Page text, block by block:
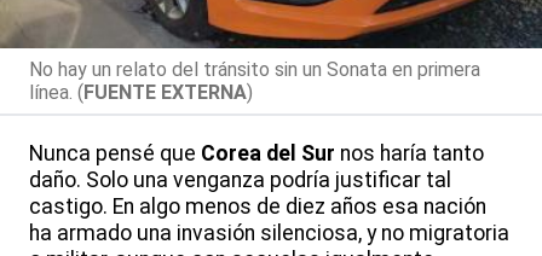
No hay un relato del tránsito sin un Sonata en primera
línea. (FUENTE EXTERNA)
Nunca pensé que Corea del Sur nos haría tanto
daño. Solo una venganza podría justificar tal
castigo. En algo menos de diez años esa nación
ha armado una invasión silenciosa, y no migratoria